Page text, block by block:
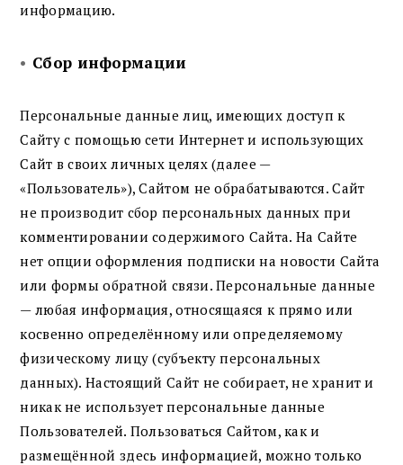
информацию.
• Сбор информации
Персональные данные лиц, имеющих доступ к
Сайту с помощью сети Интернет и использующих
Сайт в своих личных целях (далее —
«Пользователь»), Сайтом не обрабатываются. Сайт
не производит сбор персональных данных при
комментировании содержимого Сайта. На Сайте
нет опции оформления подписки на новости Сайта
или формы обратной связи. Персональные данные
— любая информация, относящаяся к прямо или
косвенно определённому или определяемому
физическому лицу (субъекту персональных
данных). Настоящий Сайт не собирает, не хранит и
никак не использует персональные данные
Пользователей. Пользоваться Сайтом, как и
размещённой здесь информацией, можно только